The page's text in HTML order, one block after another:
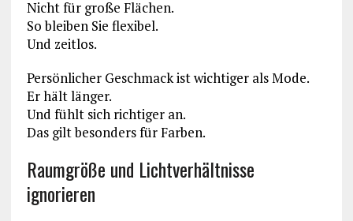
Nicht für große Flächen.
So bleiben Sie flexibel.
Und zeitlos.
Persönlicher Geschmack ist wichtiger als Mode.
Er hält länger.
Und fühlt sich richtiger an.
Das gilt besonders für Farben.
Raumgröße und Lichtverhältnisse
ignorieren